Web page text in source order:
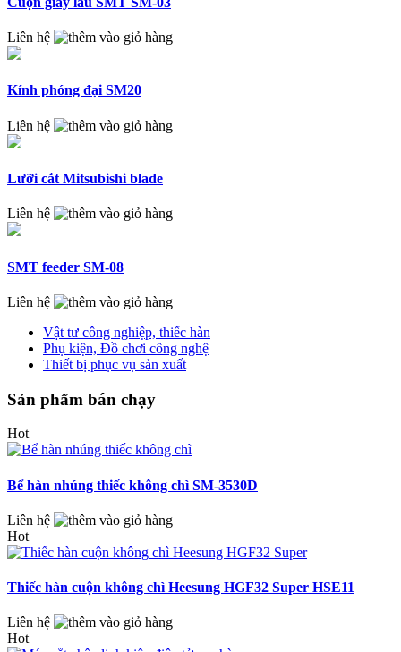
Liên hệ
Kính phóng đại SM20
Liên hệ
Lưỡi cắt Mitsubishi blade
Liên hệ
SMT feeder SM-08
Liên hệ
Vật tư công nghiệp, thiếc hàn
Phụ kiện, Đồ chơi công nghệ
Thiết bị phục vụ sản xuất
Sản phẩm bán chạy
Hot
Bể hàn nhúng thiếc không chì SM-3530D
Liên hệ
Hot
Thiếc hàn cuộn không chì Heesung HGF32 Super HSE11
Liên hệ
Hot